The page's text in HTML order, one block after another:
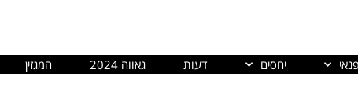
פנאי יחסים דעות גאווה 2024 המגזין